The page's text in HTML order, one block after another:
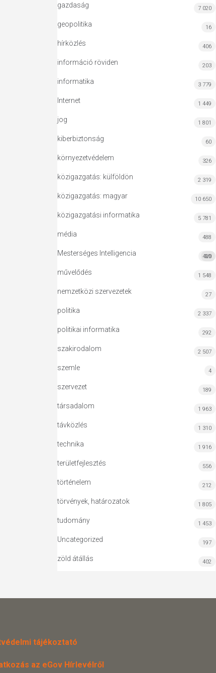
gazdaság 7 020
geopolitika 16
hírközlés 406
információ röviden 203
informatika 3 779
Internet 1 449
jog 1 801
kiberbiztonság 60
környezetvédelem 326
közigazgatás: külföldön 2 319
közigazgatás: magyar 10 650
közigazgatási informatika 5 781
média 488
Mesterséges Intelligencia MI
420
művelődés 1 548
nemzetközi szervezetek 27
politika 2 337
politikai informatika 292
szakirodalom 2 507
szemle 4
szervezet 189
társadalom 1 963
távközlés 1 310
technika 1 916
területfejlesztés 556
történelem 212
törvények, határozatok 1 805
tudomány 1 453
Uncategorized 197
zöld átállás 402
tájékoztató
az eGov Hírlevélről